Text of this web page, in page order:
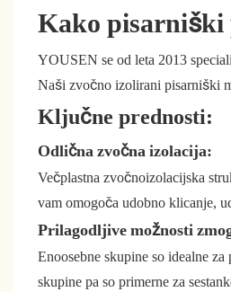
Kako pisarniški
YOUSEN se od leta 2013
Naši zvočno izolirani pisarniški
Ključne prednosti:
Odlična zvočna izolacija:
Večplastna zvočnoizolacijska
vam omogoča udobno klicanje,
Prilagodljive možnosti
Enoosebne skupine so idealne
skupine pa so primerne za